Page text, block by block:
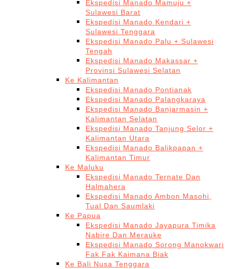
Ekspedisi Manado Mamuju +
Sulawesi Barat
Ekspedisi Manado Kendari +
Sulawesi Tenggara
Ekspedisi Manado Palu + Sulawesi
Tengah
Ekspedisi Manado Makassar +
Provinsi Sulawesi Selatan
Ke Kalimantan
Ekspedisi Manado Pontianak
Ekspedisi Manado Palangkaraya
Ekspedisi Manado Banjarmasin +
Kalimantan Selatan
Ekspedisi Manado Tanjung Selor +
Kalimantan Utara
Ekspedisi Manado Balikpapan +
Kalimantan Timur
Ke Maluku
Ekspedisi Manado Ternate Dan
Halmahera
Ekspedisi Manado Ambon Masohi,
Tual Dan Saumlaki
Ke Papua
Ekspedisi Manado Jayapura Timika
Nabire Dan Merauke
Ekspedisi Manado Sorong Manokwari
Fak Fak Kaimana Biak
Ke Bali Nusa Tenggara